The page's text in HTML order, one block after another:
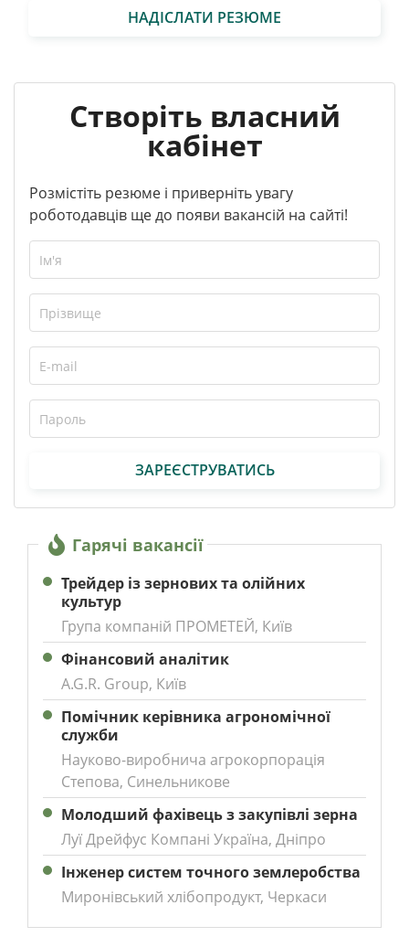
НАДІСЛАТИ РЕЗЮМЕ
Створіть власний
кабінет
Розмістіть резюме і приверніть увагу
роботодавців ще до появи вакансій на сайті!
ЗАРЕЄСТРУВАТИСЬ
Гарячі вакансії
Трейдер із зернових та олійних
культур
Група компаній ПРОМЕТЕЙ, Київ
Фінансовий аналітик
A.G.R. Group, Київ
Помічник керівника агрономічної
служби
Науково-виробнича агрокорпорація
Степова, Синельникове
Молодший фахівець з закупівлі зерна
Луї Дрейфус Компані Україна, Дніпро
Інженер систем точного землеробства
Миронівський хлібопродукт, Черкаси